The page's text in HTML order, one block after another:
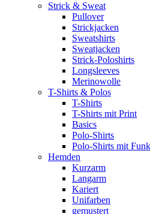
Strick & Sweat
Pullover
Strickjacken
Sweatshirts
Sweatjacken
Strick-Poloshirts
Longsleeves
Merinowolle
T-Shirts & Polos
T-Shirts
T-Shirts mit Print
Basics
Polo-Shirts
Polo-Shirts mit
Hemden
Kurzarm
Langarm
Kariert
Unifarben
gemustert